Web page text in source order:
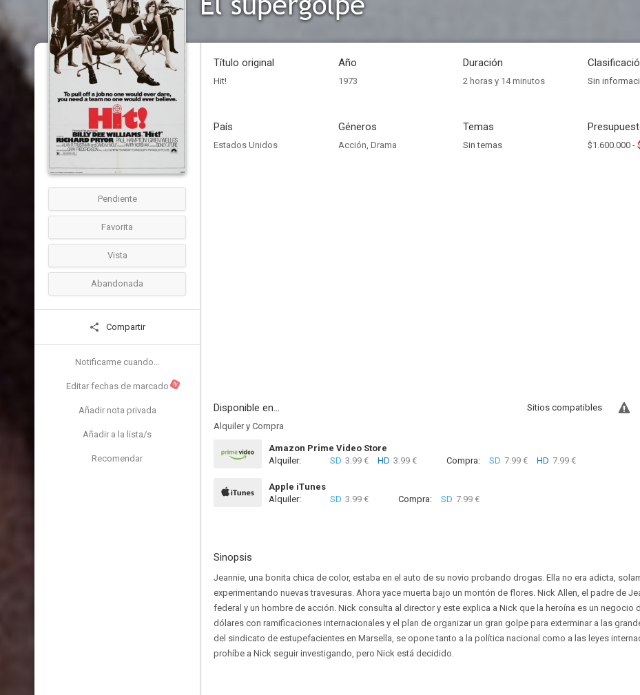
Pendiente
Favorita
Vista
Abandonada
Compartir
Notificarme cuando...
Editar fechas de marcado N
Añadir nota privada
Añadir a la lista/s
Recomendar
Título original
Hit!
Año
1973
Duración
2 horas y 14 minutos Sin
País
Estados Unidos
Géneros
Acción, Drama
Temas
Sin temas $1.600.000 -
Disponible en...
Sitios compatibles
Alquiler y Compra
Amazon Prime Video Store
Alquiler:
SD 3.99 € HD 3.99 € Compra: SD 7.99 € HD 7.99 €
Apple iTunes
Alquiler:
SD 3.99 € Compra: SD 7.99 €
Sinopsis
Jeannie, una bonita chica de color, estaba en el auto de su novio probando drogas. Ella no era adicta,
experimentando nuevas travesuras. Ahora yace muerta bajo un montón de flores. Nick Allen, el padre de
federal y un hombre de acción. Nick consulta al director y este explica a Nick que la heroína es un negocio
dólares con ramificaciones internacionales y el plan de organizar un gran golpe para exterminar a las
del sindicato de estupefacientes en Marsella, se opone tanto a la política nacional como a las leyes
prohíbe a Nick seguir investigando, pero Nick está decidido.